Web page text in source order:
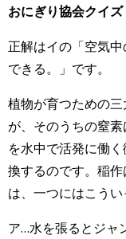
おにぎり協会クイ
正解はイの「空気
できる。」です。
植物が育つための
が、そのうちの窒
を水中で活発に働
換するのです。稲
は、一つにはこうい
ア…水を張るとジャ